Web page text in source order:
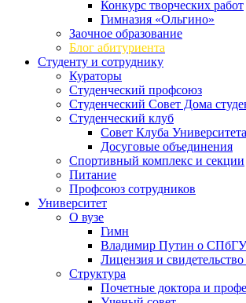
Конкурс творческих работ
Гимназия «Ольгино»
Заочное образование
Блог абитуриента
Студенту и сотруднику
Кураторы
Студенческий профсоюз
Студенческий Совет Дома
Студенческий клуб
Совет Клуба Университета
Досуговые объединения
Спортивный комплекс и секции
Питание
Профсоюз сотрудников
Университет
О вузе
Гимн
Владимир Путин о
Лицензия и
Структура
Почетные доктора и